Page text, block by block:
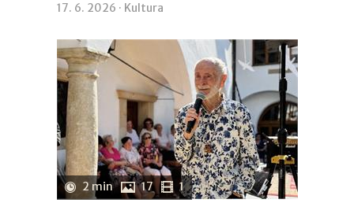
17. 6. 2026 · Kultura
2 min 17 1